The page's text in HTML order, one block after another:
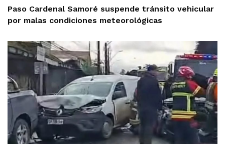
Paso Cardenal Samoré suspende tránsito vehicular
por malas condiciones meteorológicas